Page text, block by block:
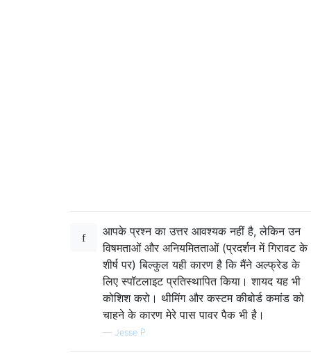
आपके प्रश्न का उत्तर आवश्यक नहीं है, लेकिन उन
विषमताओं और अनियमितताओं (प्रदर्शन में गिरावट के
शीर्ष पर) बिल्कुल यही कारण है कि मैंने अल्फ्रेड के
लिए स्पॉटलाइट प्रतिस्थापित किया। शायद यह भी
कोशिश करो। थीमिंग और कस्टम कीबोर्ड कमांड को
चाहने के कारण मेरे पास पावर पैक भी है।
— Jesse P.